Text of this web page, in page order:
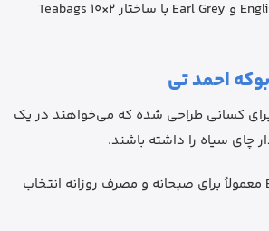
طعم‌های English Breakfast و Earl Grey با ساختار 2×10 Teabags
احمد تی
کسانی طراحی شده که می‌خواهند در یک
چای سیاه را داشته باشند.
طعم English Breakfast معمولاً برای صبحانه و مصرف روزانه انتخاب